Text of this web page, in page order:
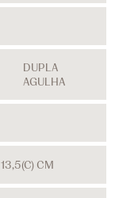
DUPLA
AGULHA
13,5(C) CM